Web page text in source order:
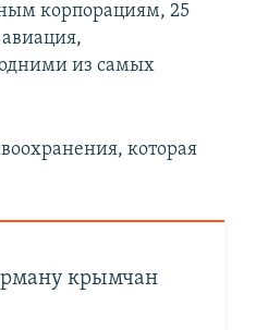
корпорациям, 25
одними из самых
которая
крымчан